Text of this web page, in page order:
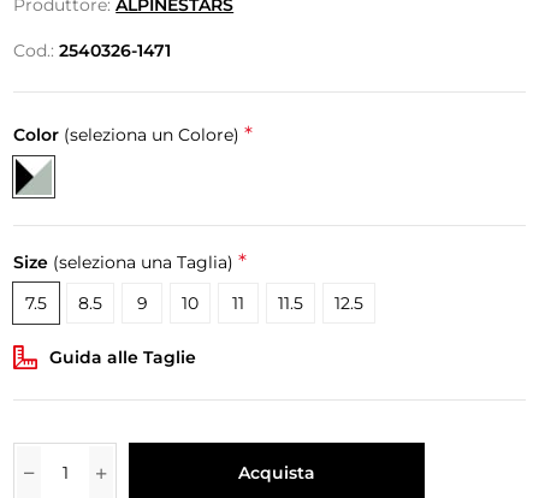
Produttore: ALPINESTARS
Cod.: 2540326-1471
Color (seleziona un Colore) *
Size (seleziona una Taglia) *
7.5 8.5 9 10 11 11.5 12.5
Guida alle Taglie
Acquista